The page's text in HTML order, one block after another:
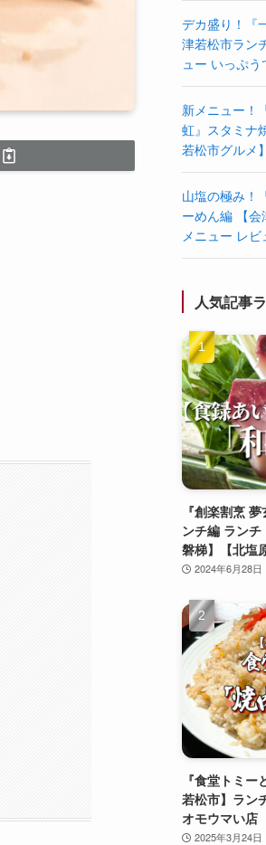
デカ盛り！『
津若松市ラン
ュー いっぷ
新メニュー！
虹』スタミナ
若松市グルメ
山塩の極み！
ーめん編 【
メニュー レ
人気記事
『創楽割烹
ンチ編 ラン
磐梯】【北塩
2024年6月28日
『食堂トミ
若松市】ラン
オモウマい店
2025年3月24日